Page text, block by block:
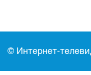
© Интернет-